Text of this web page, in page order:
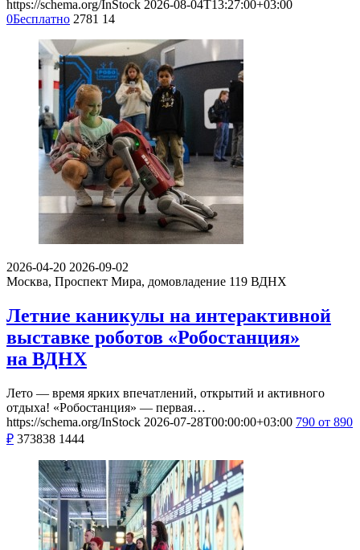
https://schema.org/InStock 2026-08-04T13:27:00+03:00
0Бесплатно 2781 14
2026-04-20 2026-09-02
Москва, Проспект Мира, домовладение 119 ВДНХ
Летние каникулы на интерактивной
выставке роботов «Робостанция»
на ВДНХ
Лето — время ярких впечатлений, открытий и активного
отдыха! «Робостанция» — первая…
https://schema.org/InStock 2026-07-28T00:00:00+03:00 790 от 890
₽ 373838 1444